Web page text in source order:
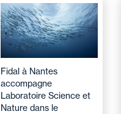
Fidal à Nantes
accompagne
Laboratoire Science et
Nature dans le